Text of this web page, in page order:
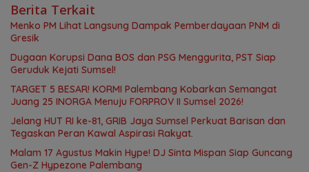
Berita Terkait
Menko PM Lihat Langsung Dampak Pemberdayaan PNM di
Gresik
Dugaan Korupsi Dana BOS dan PSG Menggurita, PST Siap
Geruduk Kejati Sumsel!
TARGET 5 BESAR! KORMI Palembang Kobarkan Semangat
Juang 25 INORGA Menuju FORPROV II Sumsel 2026!
Jelang HUT RI ke-81, GRIB Jaya Sumsel Perkuat Barisan dan
Tegaskan Peran Kawal Aspirasi Rakyat.
Malam 17 Agustus Makin Hype! DJ Sinta Mispan Siap Guncang
Gen-Z Hypezone Palembang